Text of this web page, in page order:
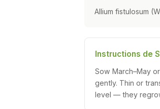
Allium fistulosum
Instructions de
Sow March–May
gently. Thin or
level — they